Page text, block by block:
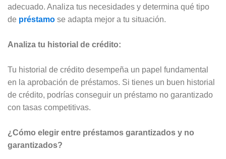
adecuado. Analiza tus necesidades y determina qué tipo
de préstamo se adapta mejor a tu situación.
Analiza tu historial de crédito:
Tu historial de crédito desempeña un papel fundamental
en la aprobación de préstamos. Si tienes un buen historial
de crédito, podrías conseguir un préstamo no garantizado
con tasas competitivas.
¿Cómo elegir entre préstamos garantizados y no
garantizados?